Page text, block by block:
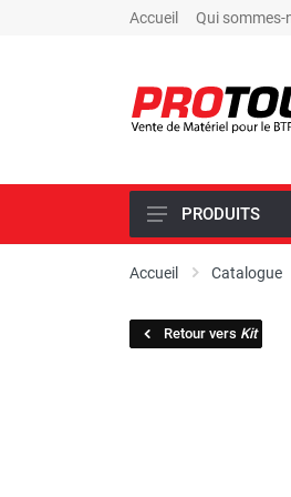
Accueil Qui sommes-
PROMOTIONS
SCIAGE ET
PRODUITS
Accueil Catalogue
Retour vers Kit